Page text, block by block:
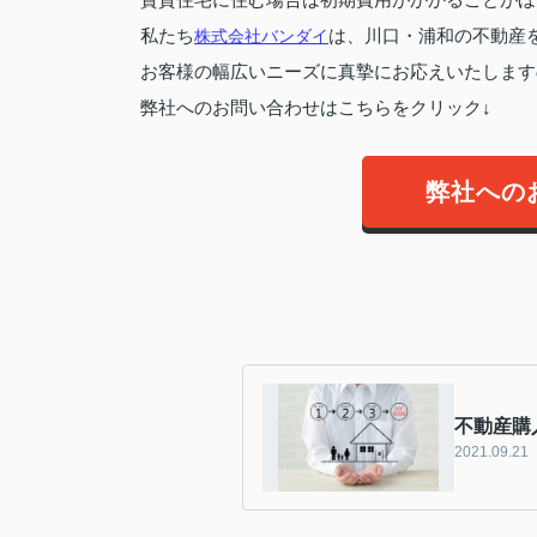
私たち株式会社バンダイは、川口・浦和の不動産
お客様の幅広いニーズに真摯にお応えいたしま
弊社へのお問い合わせはこちらをクリック↓
弊社への
不動産購
2021.09.21